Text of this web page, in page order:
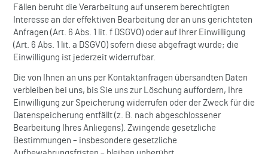
Fällen beruht die Verarbeitung auf unserem berechtigten
Interesse an der effektiven Bearbeitung der an uns gerichteten
Anfragen (Art. 6 Abs. 1 lit. f DSGVO) oder auf Ihrer Einwilligung
(Art. 6 Abs. 1 lit. a DSGVO) sofern diese abgefragt wurde; die
Einwilligung ist jederzeit widerrufbar.
Die von Ihnen an uns per Kontaktanfragen übersandten Daten
verbleiben bei uns, bis Sie uns zur Löschung auffordern, Ihre
Einwilligung zur Speicherung widerrufen oder der Zweck für die
Datenspeicherung entfällt (z. B. nach abgeschlossener
Bearbeitung Ihres Anliegens). Zwingende gesetzliche
Bestimmungen – insbesondere gesetzliche